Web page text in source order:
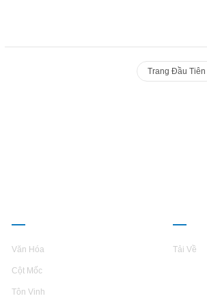
Trang Đầu Tiên
Văn Hóa
Cột Mốc
Tôn Vinh
Tải Về